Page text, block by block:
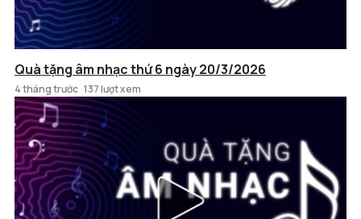
Quà tặng âm nhạc thứ 6 ngày 20/3/2026
4 tháng trước 137 lượt xem